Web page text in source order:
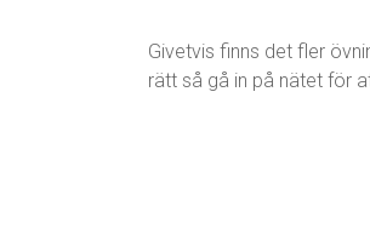
Givetvis finns det fler
rätt så gå in på nätet för